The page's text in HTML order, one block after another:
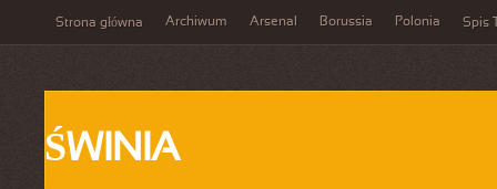
Strona główna Archiwum Arsenal Borussia Polonia Spis
ŚWINIA